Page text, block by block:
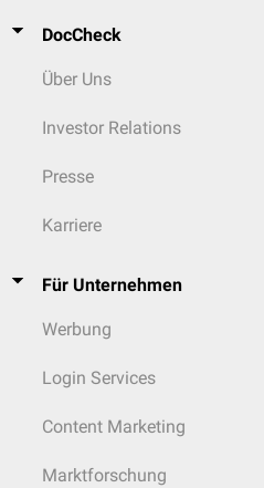
DocCheck
Über Uns
Investor Relations
Presse
Karriere
Für Unternehmen
Werbung
Login Services
Content Marketing
Marktforschung